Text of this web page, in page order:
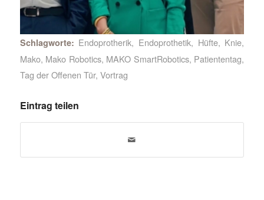
Schlagworte: Endoprotherik, Endoprothetik, Hüfte, Knie,
Mako, Mako Robotics, MAKO SmartRobotics, Patiententag,
Tag der Offenen Tür, Vortrag
Eintrag teilen